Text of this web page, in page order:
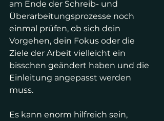
am Ende der Schreib- und
Überarbeitungsprozesse noch
einmal prüfen, ob sich dein
Vorgehen, dein Fokus oder die
Ziele der Arbeit vielleicht ein
bisschen geändert haben und die
Einleitung angepasst werden
muss.
Es kann enorm hilfreich sein,